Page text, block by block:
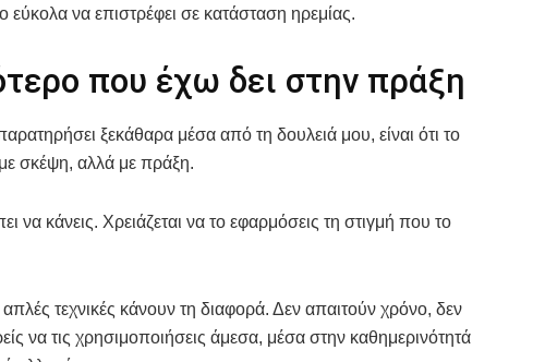
εύκολα να επιστρέφει σε κατάσταση ηρεμίας.
που έχω δει στην πράξη
ξεκάθαρα μέσα από τη δουλειά μου, είναι ότι το
σκέψη, αλλά με πράξη.
να κάνεις. Χρειάζεται να το εφαρμόσεις τη στιγμή που το
απλές τεχνικές κάνουν τη διαφορά. Δεν απαιτούν χρόνο, δεν
να τις χρησιμοποιήσεις άμεσα, μέσα στην καθημερινότητά